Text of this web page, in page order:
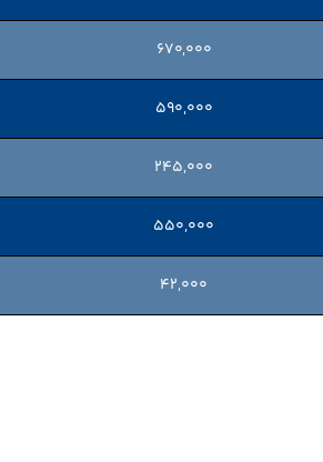
۶۷۰,۰۰۰
۵۹۰,۰۰۰
۲۴۵,۰۰۰
۵۵۰,۰۰۰
۴۲,۰۰۰